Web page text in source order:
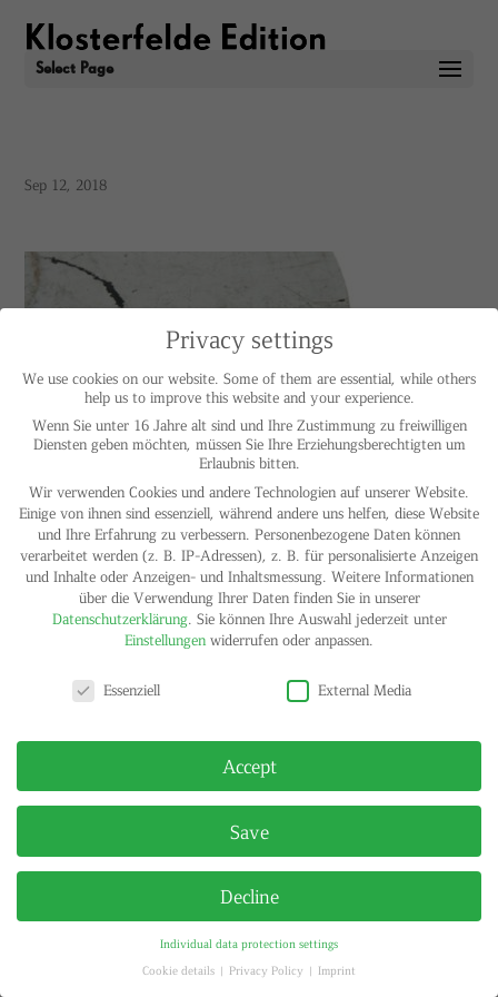
Select Page
Sep 12, 2018
IMPRINT
PRIVACY POLICY
© HELGA MARIA KLOSTERFELDE | ALL RIGHTS RESERVED
Privacy settings
We use cookies on our website. Some of them are essential, while others
help us to improve this website and your experience.
Wenn Sie unter 16 Jahre alt sind und Ihre Zustimmung zu freiwilligen
Diensten geben möchten, müssen Sie Ihre Erziehungsberechtigten um
Erlaubnis bitten.
Wir verwenden Cookies und andere Technologien auf unserer Website.
Einige von ihnen sind essenziell, während andere uns helfen, diese Website
und Ihre Erfahrung zu verbessern. Personenbezogene Daten können
verarbeitet werden (z. B. IP-Adressen), z. B. für personalisierte Anzeigen
und Inhalte oder Anzeigen- und Inhaltsmessung. Weitere Informationen
über die Verwendung Ihrer Daten finden Sie in unserer
Datenschutzerklärung. Sie können Ihre Auswahl jederzeit unter
Einstellungen widerrufen oder anpassen.
Essenziell
External Media
Accept
Save
Decline
Individual data protection settings
Cookie details
Privacy Policy Imprint